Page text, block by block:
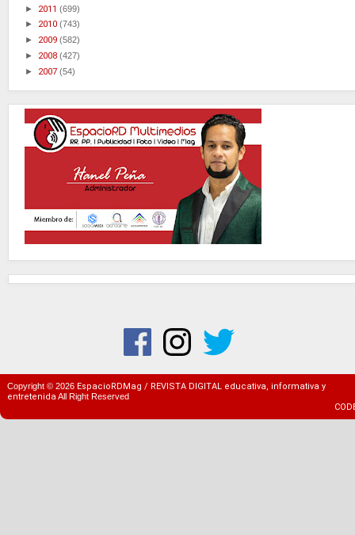
► 2011 (699)
► 2010 (743)
► 2009 (582)
► 2008 (427)
► 2007 (54)
Copyright © 2026 EspacioRDMag / REVISTA DIGITAL educativa, informativa y
entretenidaAll Right Reserved